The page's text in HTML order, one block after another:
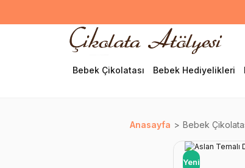
Bebek Çikolatası Bebek Hediyelikleri
Anasayfa Bebek
Yeni